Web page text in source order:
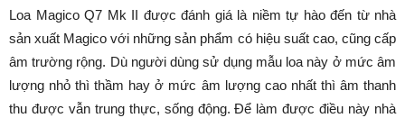
Loa Magico Q7 Mk II được đánh giá là niềm tự hào đến từ nhà
sản xuất Magico với những sản phẩm có hiệu suất cao, cũng cấp
âm trường rộng. Dù người dùng sử dụng mẫu loa này ở mức âm
lượng nhỏ thì thầm hay ở mức âm lượng cao nhất thì âm thanh
thu được vẫn trung thực, sống động. Để làm được điều này nhà